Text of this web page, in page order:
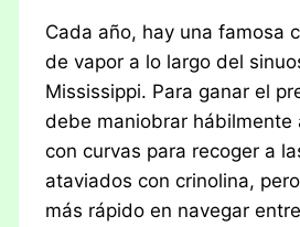
Cada año, hay una famosa
de vapor a lo largo del
Mississippi. Para ganar el
debe maniobrar hábilmente
con curvas para recoger a
ataviados con crinolina,
más rápido en navegar